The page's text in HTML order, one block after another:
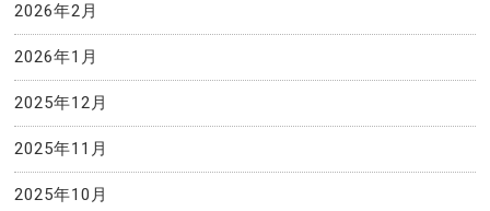
2026年2月
2026年1月
2025年12月
2025年11月
2025年10月